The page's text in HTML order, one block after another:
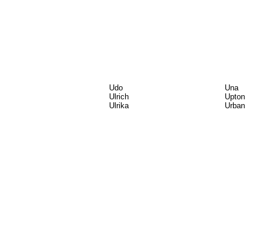
Udo
Ulrich
Ulrika
Una
Upton
Urban